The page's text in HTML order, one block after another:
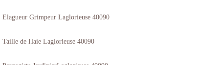
Elagueur Grimpeur Laglorieuse 40090
Taille de Haie Laglorieuse 40090